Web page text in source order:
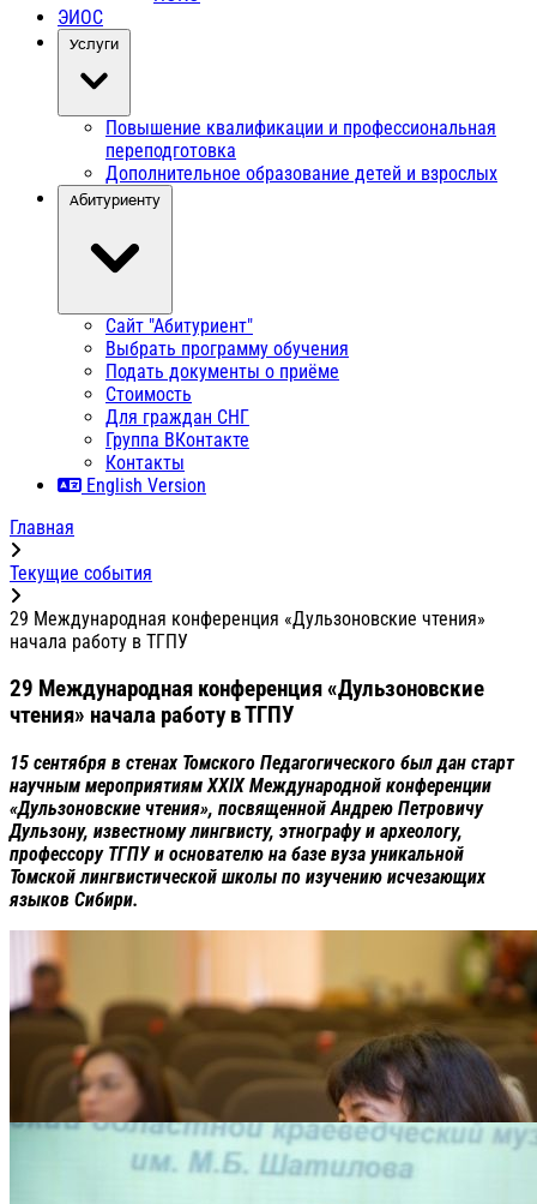
ЭИОС
Услуги
Повышение квалификации и профессиональная
переподготовка
Дополнительное образование детей и взрослых
Абитуриенту
Сайт "Абитуриент"
Выбрать программу обучения
Подать документы о приёме
Стоимость
Для граждан СНГ
Группа ВКонтакте
Контакты
English Version
Главная
Текущие события
29 Международная конференция «Дульзоновские чтения»
начала работу в ТГПУ
29 Международная конференция «Дульзоновские
чтения» начала работу в ТГПУ
15 сентября в стенах Томского Педагогического был дан старт
научным мероприятиям XXIX Международной конференции
«Дульзоновские чтения», посвященной Андрею Петровичу
Дульзону, известному лингвисту, этнографу и археологу,
профессору ТГПУ и основателю на базе вуза уникальной
Томской лингвистической школы по изучению исчезающих
языков Сибири.